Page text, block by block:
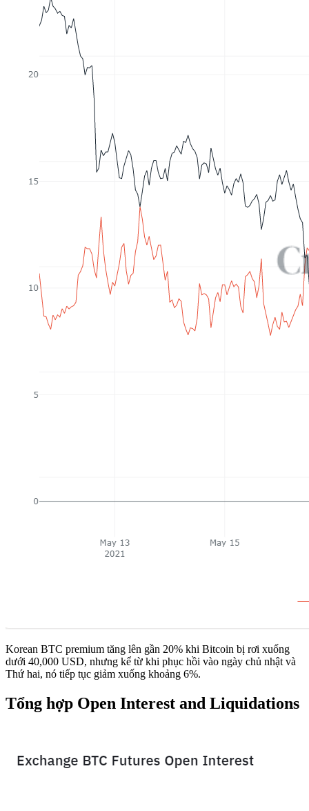
Korean BTC premium tăng lên gần 20% khi Bitcoin bị rơi xuống
dưới 40,000 USD, nhưng kể từ khi phục hồi vào ngày chủ nhật và
Thứ hai, nó tiếp tục giảm xuống khoảng 6%.
Tổng hợp Open Interest and Liquidations